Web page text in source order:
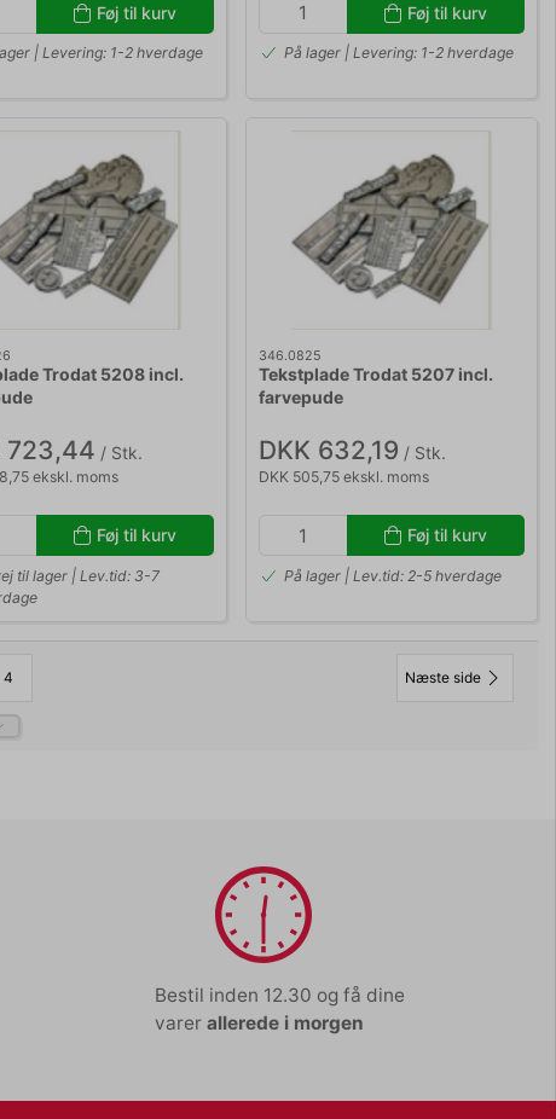
Føj til kurv
| Levering: 1-2 hverdage
Føj til kurv
På lager | Levering: 1-2 hverdage
Trodat 5208 incl.
723,44 / Stk.
ekskl. moms
Føj til kurv
til lager | Lev.tid: 3-7
346.0825
Tekstplade Trodat 5207 incl.
farvepude
DKK 632,19 / Stk.
DKK 505,75 ekskl. moms
Føj til kurv
På lager | Lev.tid: 2-5 hverdage
4 Næste side
Bestil inden 12.30 og få dine
varer allerede i morgen